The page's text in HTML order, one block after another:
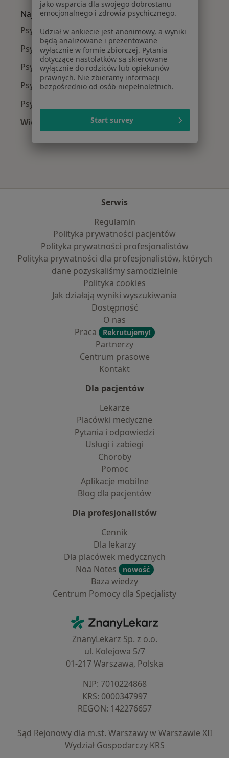
Najpopularniejsze ubezpieczenia
Psycholodzy z Medicover w Warszawie
Psycholodzy z Allianz w Warszawie
Psycholodzy z INTER Polska w Warszawie
Psycholodzy z Signal Iduna w Warszawie
Psycholodzy z Compensa w Warszawie
Więcej (10)
Więcej w kategorii: Najpopularniejsze
Serwis
Regulamin
Polityka prywatności pacjentów
Polityka prywatności profesjonalistów
Polityka prywatności dla profesjonalistów, których
dane pozyskaliśmy samodzielnie
Polityka cookies
Jak działają wyniki wyszukiwania
Dostępność
O nas
Praca
Rekrutujemy!
Partnerzy
Centrum prasowe
Kontakt
Dla pacjentów
Lekarze
Placówki medyczne
Pytania i odpowiedzi
Usługi i zabiegi
Choroby
Pomoc
Aplikacje mobilne
Blog dla pacjentów
Dla profesjonalistów
Cennik
Dla lekarzy
Dla placówek medycznych
Noa Notes
nowość
Baza wiedzy
Centrum Pomocy dla Specjalisty
ZnanyLekarz - Strona główna
ZnanyLekarz Sp. z o.o.
ul. Kolejowa 5/7
01-217 Warszawa, Polska
NIP: ⁠7010224868
KRS: ⁠0000347997
REGON: ⁠142276657
Sąd Rejonowy dla m.st. Warszawy w Warszawie XII
Wydział Gospodarczy KRS
jako wsparcia dla swojego dobrostanu
emocjonalnego i zdrowia psychicznego.
Udział w ankiecie jest anonimowy, a wyniki
będą analizowane i prezentowane
wyłącznie w formie zbiorczej. Pytania
dotyczące nastolatków są skierowane
wyłącznie do rodziców lub opiekunów
prawnych. Nie zbieramy informacji
bezpośrednio od osób niepełnoletnich.
Start survey